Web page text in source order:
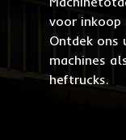
voor inkoop
Ontdek ons
machines
heftrucks.